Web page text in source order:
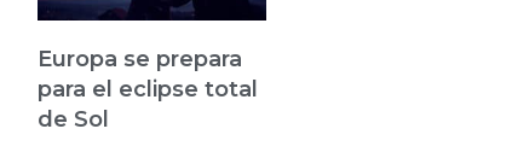
Europa se prepara
para el eclipse total
de Sol